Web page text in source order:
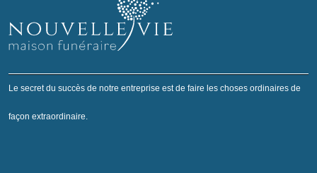
Le secret du succès de notre entreprise est de faire les choses ordinaires de
façon extraordinaire.